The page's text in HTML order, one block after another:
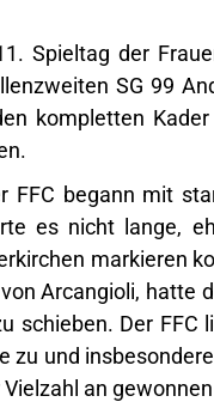
Spieltag der
SG 99
kompletten
FFC begann mit
es nicht lange,
markieren
Arcangioli, hatte
schieben. Der
zu und
Vielzahl an